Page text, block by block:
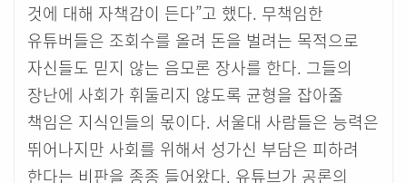
것에 대해 자책감이 든다”고 했다. 무책임한
유튜버들은 조회수를 올려 돈을 벌려는 목적으로
자신들도 믿지 않는 음모론 장사를 한다. 그들의
장난에 사회가 휘둘리지 않도록 균형을 잡아줄
책임은 지식인들의 몫이다. 서울대 사람들은 능력은
뛰어나지만 사회를 위해서 성가신 부담은 피하려
한다는 비판을 종종 들어왔다. 유튜브가 공론의